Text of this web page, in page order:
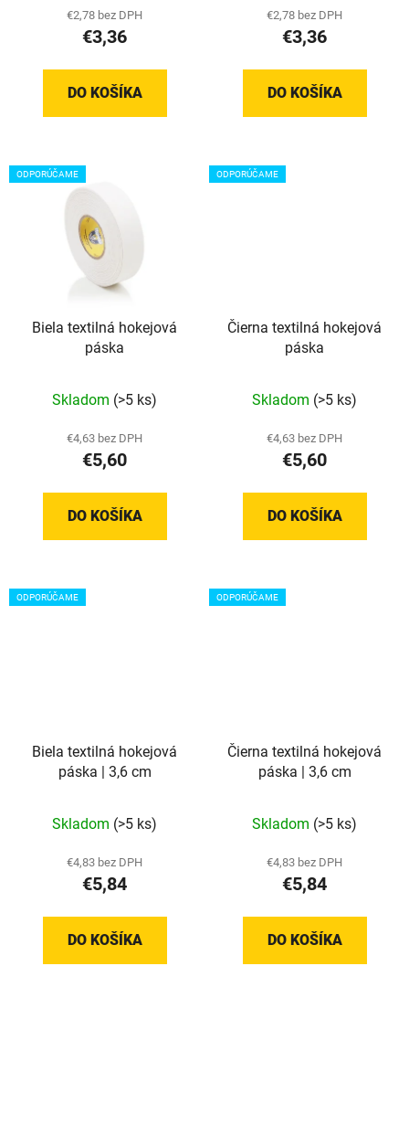
produktu
je
z
€2,78 bez DPH
€3,36
DO KOŠÍKA
€2,78 bez DPH
€3,36
DO KOŠÍKA
ODPORÚČAME
Biela textilná hokejová
páska
hodnotenie
produktu
je
z
Skladom (>5 ks)
€4,63 bez DPH
€5,60
DO KOŠÍKA
ODPORÚČAME
Čierna textilná hokejová
páska
hodnotenie
produktu
je
z
Skladom (>5 ks)
€4,63 bez DPH
€5,60
DO KOŠÍKA
ODPORÚČAME
Biela textilná hokejová
páska | 3,6 cm
hodnotenie
produktu
je
z
Skladom (>5 ks)
€4,83 bez DPH
€5,84
DO KOŠÍKA
ODPORÚČAME
Čierna textilná hokejová
páska | 3,6 cm
hodnotenie
produktu
je
z
Skladom (>5 ks)
€4,83 bez DPH
€5,84
DO KOŠÍKA